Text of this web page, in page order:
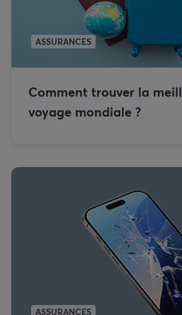
ASSURANCES
Comment trouver la
voyage mondiale ?
ASSURANCES